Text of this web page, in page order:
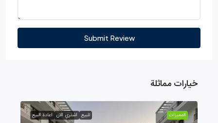
Submit Review
خيارات مماثلة
الممیزات للبيع اشتري الان اعادة البيع